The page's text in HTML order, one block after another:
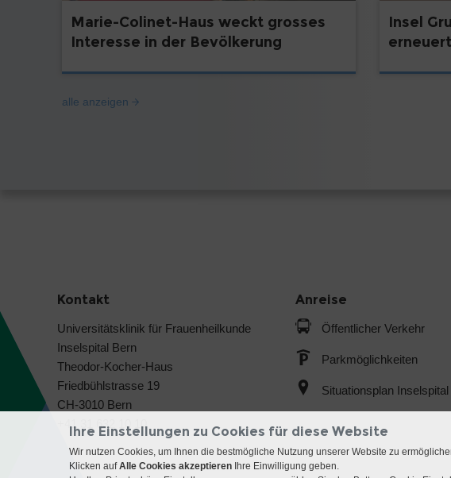
Marie-Colinet-Haus weckt grosses
Interesse in der Bevölkerung
Insel
alle anzeigen
Kontakt
Universitätsklinik für Frauenheilkunde
Inselspital Bern
Theodor-Kocher-Haus
Friedbühlstrasse 19
CH-3010 Bern
+41 31 632 10 10
Anreise
Öffentlicher Verkehr
Parkmöglichkeiten
Situationsplan Inselspital
Ihre Einstellungen zu Cookies für diese Website
Wir nutzen Cookies, um Ihnen die bestmögliche Nutzung unserer Website zu
Klicken aufAlle Cookies akzeptieren Ihre Einwilligung geben.